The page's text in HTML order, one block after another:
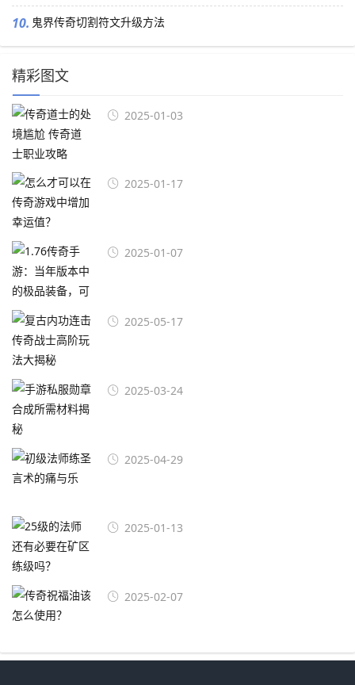
10. 鬼界传奇切割符文升级方法
精彩图文
2025-01-03
2025-01-17
2025-01-07
2025-05-17
2025-03-24
2025-04-29
2025-01-13
2025-02-07